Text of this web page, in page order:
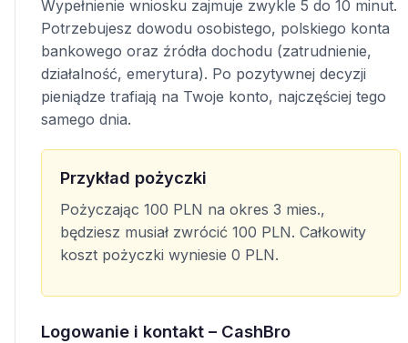
Wypełnienie wniosku zajmuje zwykle 5 do 10 minut.
Potrzebujesz dowodu osobistego, polskiego konta
bankowego oraz źródła dochodu (zatrudnienie,
działalność, emerytura). Po pozytywnej decyzji
pieniądze trafiają na Twoje konto, najczęściej tego
samego dnia.
Przykład pożyczki
Pożyczając 100 PLN na okres 3 mies.,
będziesz musiał zwrócić 100 PLN. Całkowity
koszt pożyczki wyniesie 0 PLN.
Logowanie i kontakt – CashBro